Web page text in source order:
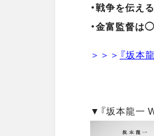
・戦争を伝え
・金富監督
＞＞＞ 『坂本
▼『坂本龍一